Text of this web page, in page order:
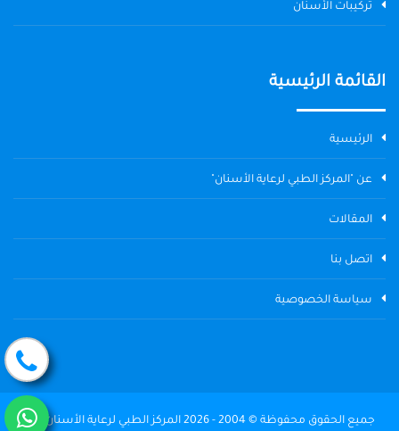
تركيبات الأسنان
القائمة الرئيسية
الرئيسية
عن "المركز الطبي لرعاية الأسنان"
المقالات
اتصل بنا
سياسة الخصوصية
جميع الحقوق محفوظة © 2004 - 2026 المركز الطبي لرعاية الأسنان The